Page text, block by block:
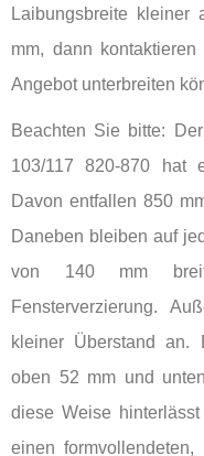
Laibungsbreite
mm, dann
Angebot unterbreiten
Beachten Sie bitte:
103/117 820-870 hat
Davon entfallen 850
Daneben bleiben auf
von 140 mm
Fensterverzierung.
kleiner Überstand an.
oben 52 mm und
diese Weise
einen formvollendeten,